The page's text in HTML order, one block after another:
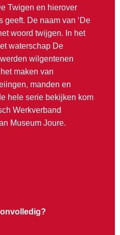
Twigen en hierover
De naam van ‘De
woord twijgen. In het
waterschap De
wilgentenen
maken van
manden en
hele serie bekijken kom
Werkverband
Museum Joure.